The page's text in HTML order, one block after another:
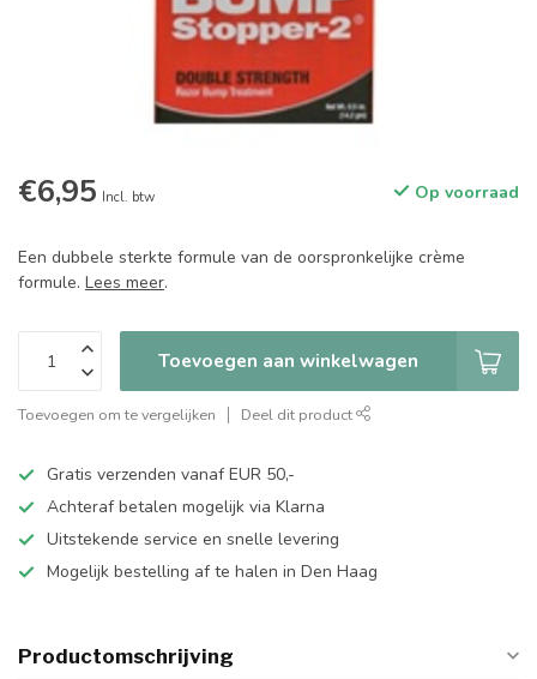
€6,95 Incl. btw Op voorraad
Een dubbele sterkte formule van de oorspronkelijke crème
formule. Lees meer.
Toevoegen aan winkelwagen
Toevoegen om te vergelijken Deel dit product
Gratis verzenden vanaf EUR 50,-
Achteraf betalen mogelijk via Klarna
Uitstekende service en snelle levering
Mogelijk bestelling af te halen in Den Haag
Productomschrijving